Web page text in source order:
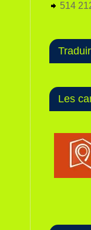
514
Les